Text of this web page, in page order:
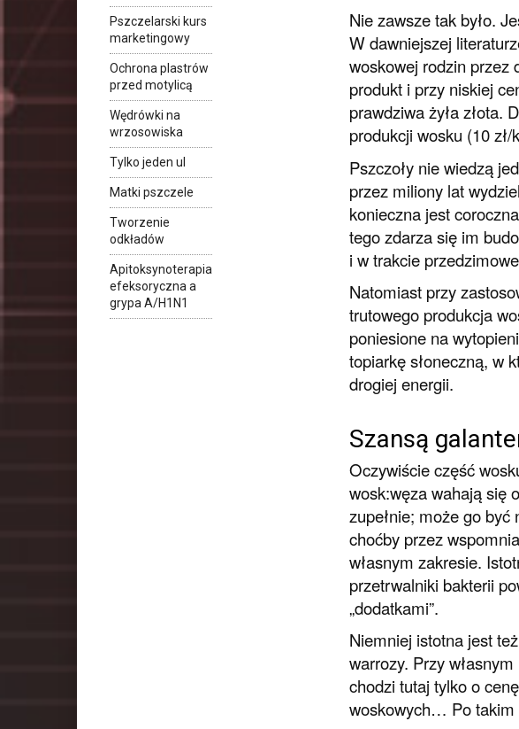
Nie zawsze tak było.
W dawniejszej
woskowej rodzin przez
produkt i przy niskiej
prawdziwa żyła złota.
produkcji wosku (10 zł/
Pszczoły nie wiedzą
przez miliony lat
konieczna jest
tego zdarza się im
i w trakcie
Natomiast przy
trutowego produkcja
poniesione na
topiarkę słoneczną, w
drogiej energii.
Szansą
Oczywiście część
wosk:węza wahają się
zupełnie; może go
choćby przez
własnym zakresie.
przetrwalniki bakterii
„dodatkami”.
Niemniej istotna jest
warrozy. Przy
chodzi tutaj tylko o
woskowych… Po takim
Pszczelarski kurs
marketingowy
Ochrona plastrów
przed motylicą
Wędrówki na
wrzosowiska
Tylko jeden ul
Matki pszczele
Tworzenie
odkładów
Apitoksynoterapia
efeksoryczna a
grypa A/H1N1